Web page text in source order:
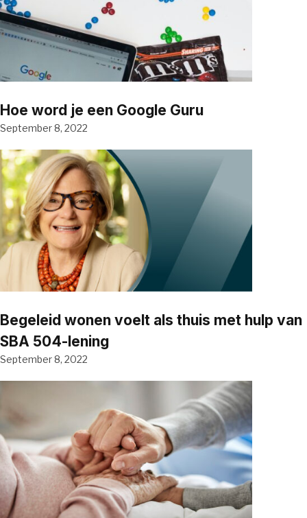
Hoe word je een Google Guru
September 8, 2022
Begeleid wonen voelt als thuis met hulp van
SBA 504-lening
September 8, 2022